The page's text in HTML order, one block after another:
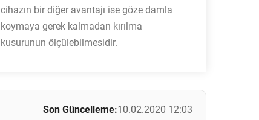
cihazın bir diğer avantajı ise göze damla
koymaya gerek kalmadan kırılma
kusurunun ölçülebilmesidir.
Son Güncelleme:10.02.2020 12:03